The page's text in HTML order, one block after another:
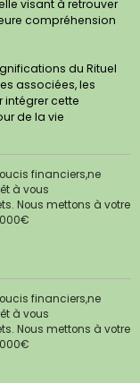
visant à retrouver
compréhension
du Rituel
associées, les
intégrer cette
de la vie
financiers,ne
à vous
Nous mettons à votre
financiers,ne
à vous
Nous mettons à votre